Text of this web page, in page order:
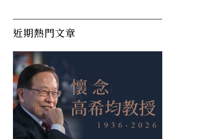
近期熱門文章